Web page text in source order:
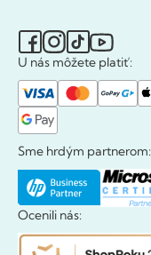
U nás môžete platiť:
Sme hrdým partnerom:
Ocenili nás: